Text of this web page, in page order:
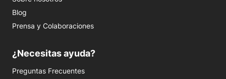
Blog
Prensa y Colaboraciones
¿Necesitas ayuda?
Preguntas Frecuentes